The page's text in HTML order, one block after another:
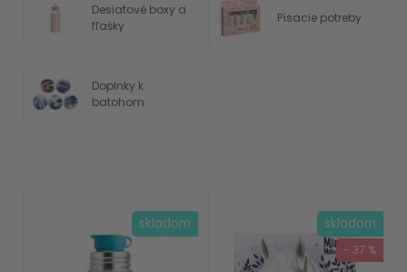
Desiatové boxy a
fľašky
Písacie potreby
Doplnky k
batohom
skladom skladom
- 37 %